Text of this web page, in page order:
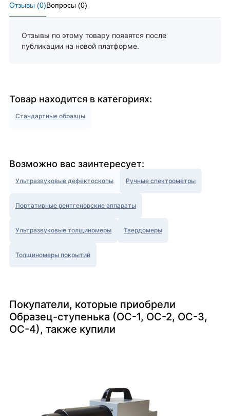
Отзывы (0)Вопросы (0)
Отзывы по этому товару появятся после
публикации на новой платформе.
Товар находится в категориях:
Стандартные образцы
Возможно вас заинтересует:
Ультразвуковые дефектоскопы Ручные спектрометры
Портативные рентгеновские аппараты
Ультразвуковые толщиномеры Твердомеры
Толщиномеры покрытий
Покупатели, которые приобрели
Образец-ступенька (ОС-1, ОС-2, ОС-3,
ОС-4), также купили